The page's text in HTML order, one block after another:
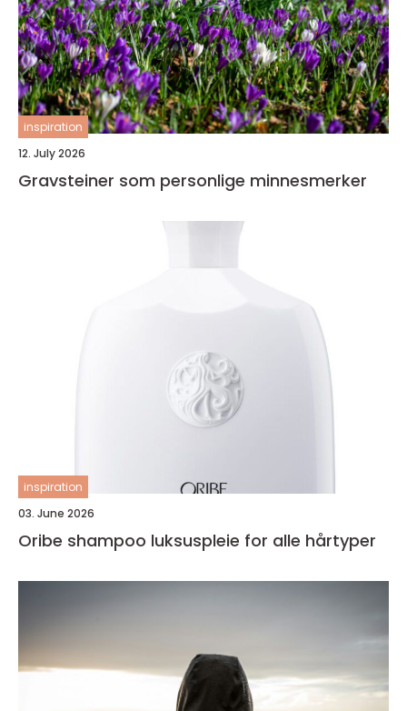
inspiration
12. July 2026
Gravsteiner som personlige minnesmerker
inspiration
03. June 2026
Oribe shampoo luksuspleie for alle hårtyper